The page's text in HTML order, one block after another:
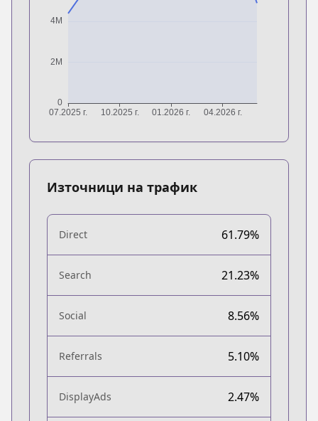
Източници на трафик
Direct 61.79%
Search 21.23%
Social 8.56%
Referrals 5.10%
DisplayAds 2.47%